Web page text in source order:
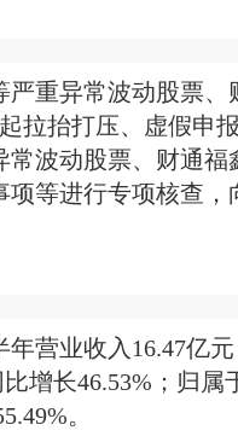
严重异常波动股票
拉抬打压、虚假申
波动股票、财通
项等进行专项核查
营业收入16.47亿
增长46.53%；归
。